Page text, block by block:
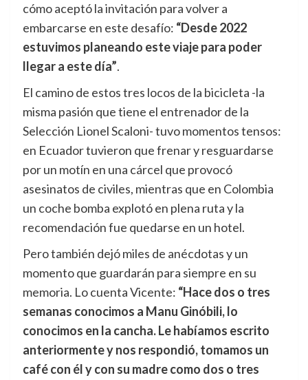
cómo aceptó la invitación para volver a
embarcarse en este desafío: “Desde 2022
estuvimos planeando este viaje para poder
llegar a este día”.
El camino de estos tres locos de la bicicleta -la
misma pasión que tiene el entrenador de la
Selección Lionel Scaloni- tuvo momentos tensos:
en Ecuador tuvieron que frenar y resguardarse
por un motín en una cárcel que provocó
asesinatos de civiles, mientras que en Colombia
un coche bomba explotó en plena ruta y la
recomendación fue quedarse en un hotel.
Pero también dejó miles de anécdotas y un
momento que guardarán para siempre en su
memoria. Lo cuenta Vicente: “Hace dos o tres
semanas conocimos a Manu Ginóbili, lo
conocimos en la cancha. Le habíamos escrito
anteriormente y nos respondió, tomamos un
café con él y con su madre como dos o tres